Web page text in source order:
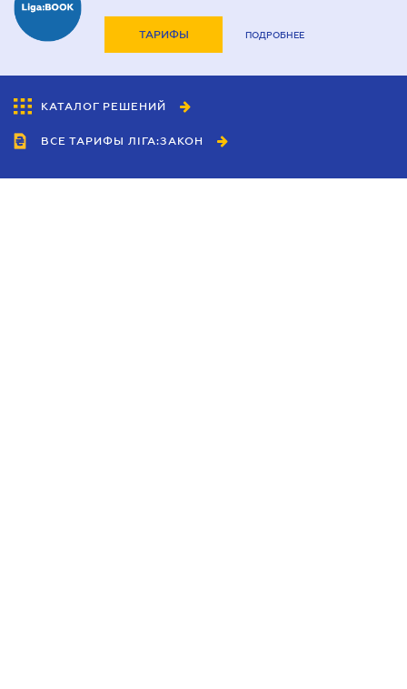
ТАРИФЫ ПОДРОБНЕЕ
КАТАЛОГ РЕШЕНИЙ
ВСЕ ТАРИФЫ ЛІГА:ЗАКОН